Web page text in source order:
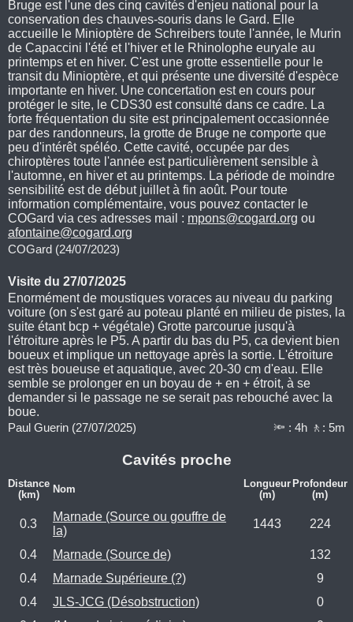
Bruge est l'une des cinq cavités d'enjeu national pour la
conservation des chauves-souris dans le Gard. Elle
accueille le Minioptère de Schreibers toute l'année, le Murin
de Capaccini l'été et l'hiver et le Rhinolophe euryale au
printemps et en hiver. C'est une grotte essentielle pour le
transit du Minioptère, et qui présente une diversité d'espèce
importante en hiver. Une concertation est en cours pour
protéger le site, le CDS30 est consulté dans ce cadre. La
forte fréquentation du site est principalement occasionnée
par des randonneurs, la grotte de Bruge ne comporte que
peu d'intérêt spéléo. Cette cavité, occupée par des
chiroptères toute l'année est particulièrement sensible à
l'automne, en hiver et au printemps. La période de moindre
sensibilité est de début juillet à fin août. Pour toute
information complémentaire, vous pouvez contacter le
COGard via ces adresses mail : mpons@cogard.org ou
afontaine@cogard.org
COGard (24/07/2023)
Visite du 27/07/2025
Enormément de moustiques voraces au niveau du parking
voiture (on s'est garé au poteau planté en milieu de pistes, la
suite étant bcp + végétale) Grotte parcourue jusqu'à
l'étroiture après le P5. A partir du bas du P5, ca devient bien
boueux et implique un nettoyage après la sortie. L'étroiture
est très boueuse et aquatique, avec 20-30 cm d'eau. Elle
semble se prolonger en un boyau de + en + étroit, à se
demander si le passage ne se serait pas rebouché avec la
boue.
Paul Guerin (27/07/2025) 🔦 : 4h 🚶: 5m
Cavités proche
Distance
(km)
Nom
Longueur
(m)
Profondeur
(m)
0.3
Marnade (Source ou gouffre de
la)
1443 224
0.4 Marnade (Source de)
132
0.4
Marnade Supérieure (?)
9
0.4
JLS-JCG (Désobstruction)
0